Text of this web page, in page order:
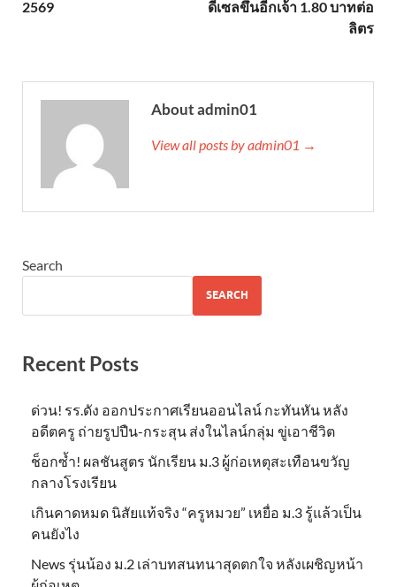
2569
ดีเซลขึ้นอีกเจ้า 1.80 บาทต่อ
ลิตร
About admin01
View all posts by admin01 →
Search
SEARCH
Recent Posts
ด่วน! รร.ดัง ออกประกาศเรียนออนไลน์ กะทันหัน หลัง
อดีตครู ถ่ายรูปปืน-กระสุน ส่งในไลน์กลุ่ม ขู่เอาชีวิต
ช็อกซ้ำ! ผลชันสูตร นักเรียน ม.3 ผู้ก่อเหตุสะเทือนขวัญ
กลางโรงเรียน
เกินคาดหมด นิสัยแท้จริง “ครูหมวย” เหยื่อ ม.3 รู้แล้วเป็น
คนยังไง
News รุ่นน้อง ม.2 เล่าบทสนทนาสุดตกใจ หลังเผชิญหน้า